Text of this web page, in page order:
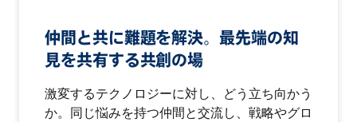
仲間と共に難題を解決。最先端の知
見を共有する共創の場
激変するテクノロジーに対し、どう立ち向かう
か。同じ悩みを持つ仲間と交流し、戦略やグロ